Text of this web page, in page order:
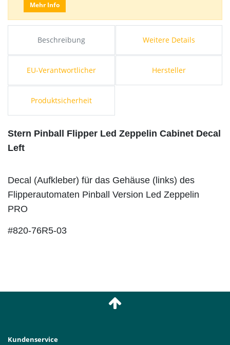
Beschreibung Weitere Details
EU-Verantwortlicher Hersteller
Produktsicherheit
Stern Pinball Flipper Led Zeppelin Cabinet Decal
Left
Decal (Aufkleber) für das Gehäuse (links) des
Flipperautomaten Pinball Version Led Zeppelin
PRO
#820-76R5-03
Mehr Info
Kundenservice